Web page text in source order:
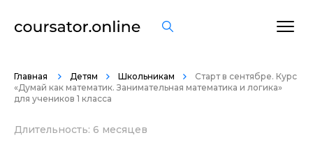
Главная Детям Школьникам
Старт в сентябре. Курс
«Думай как математик. Занимательная математика и логика»
для учеников 1 класса
Длительность: 6 месяцев